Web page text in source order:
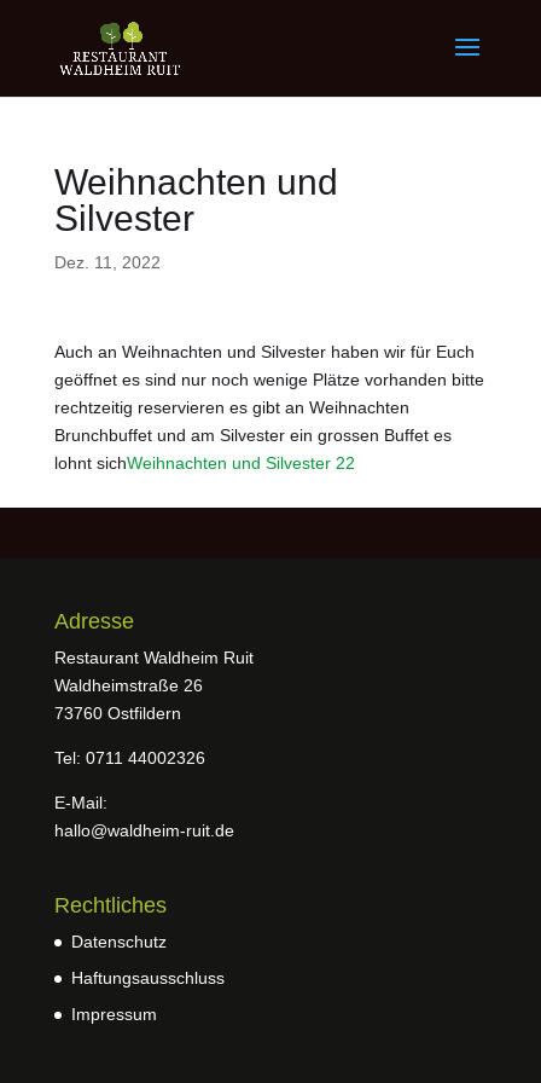
Weihnachten und
Silvester
Dez. 11, 2022
Auch an Weihnachten und Silvester haben wir für Euch
geöffnet es sind nur noch wenige Plätze vorhanden bitte
rechtzeitig reservieren es gibt an Weihnachten
Brunchbuffet und am Silvester ein grossen Buffet es
lohnt sichWeihnachten und Silvester 22
Adresse
Restaurant Waldheim Ruit
Waldheimstraße 26
73760 Ostfildern
Tel: 0711 44002326
E-Mail:
hallo@waldheim-ruit.de
Rechtliches
Datenschutz
Haftungsausschluss
Impressum